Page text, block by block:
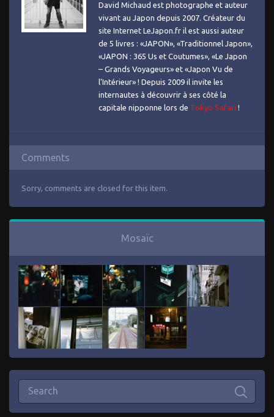
David Michaud est photographe et auteur
vivant au Japon depuis 2007. Créateur du
site Internet LeJapon.fr il est aussi auteur
de 5 livres : «JAPON», «Traditionnel Japon»,
«JAPON : 365 Us et Coutumes», «Le Japon
– Grands Voyageurs» et «Japon Vu de
l’Intérieur» ! Depuis 2009 il invite les
internautes à découvrir à ses côté la
capitale nipponne lors de Tokyo Safari !
Comments
Sorry, comments are closed for this item.
Mosaïc